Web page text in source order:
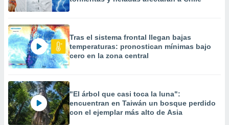
Tras el sistema frontal llegan bajas
temperaturas: pronostican mínimas bajo
cero en la zona central
"El árbol que casi toca la luna":
encuentran en Taiwán un bosque perdido
con el ejemplar más alto de Asia